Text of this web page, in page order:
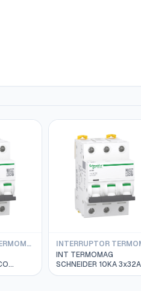
INTERRUPTOR TERMOMAG SCHNEIDER IC60L 15/50KA SERIE A9F94000
9
INT TERMOMAG
SCHNEIDER 10KA 3x32A
DIN IC60N A9F79332